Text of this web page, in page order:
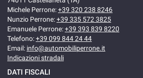
Michele Perrone:+39 320 238 8246
Nunzio Perrone:+39 335 572 3825
Emanuele Perrone:+39 393 839 8220
Telefono:+39 099 844 24 44
Email: info@automobiliperrone.it
Indicazioni stradali
DATI FISCALI